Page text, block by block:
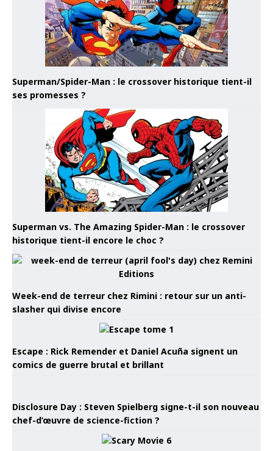
Superman/Spider-Man : le crossover historique tient-il
ses promesses ?
Superman vs. The Amazing Spider-Man : le crossover
historique tient-il encore le choc ?
Week-end de terreur chez Rimini : retour sur un anti-
slasher qui divise encore
Escape : Rick Remender et Daniel Acuña signent un
comics de guerre brutal et brillant
Disclosure Day : Steven Spielberg signe-t-il son nouveau
chef-d’œuvre de science-fiction ?